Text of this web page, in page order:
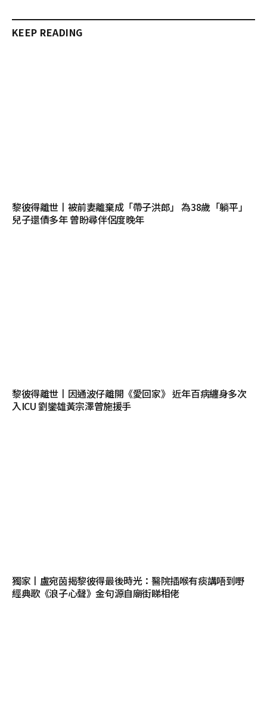
KEEP READING
黎彼得離世丨被前妻離棄成「帶子洪郎」 為38歲「躺平」
兒子還債多年 曾盼尋伴侶度晚年
黎彼得離世丨因通波仔離開《愛回家》 近年百病纏身多次
入ICU 劉鑾雄黃宗澤曾施援手
獨家丨盧宛茵揭黎彼得最後時光：醫院插喉有痰講唔到嘢
經典歌《浪子心聲》金句源自廟街睇相佬